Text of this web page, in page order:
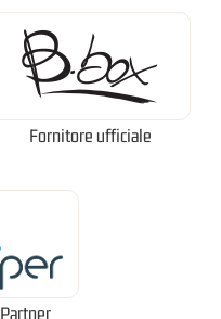
Fornitore ufficiale